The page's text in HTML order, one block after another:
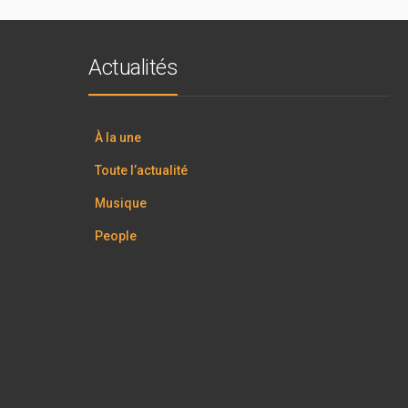
Actualités
À la une
Toute l’actualité
Musique
People